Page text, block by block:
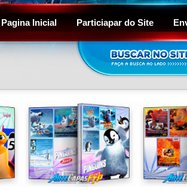
Pagina Inicial Particiapar do Site